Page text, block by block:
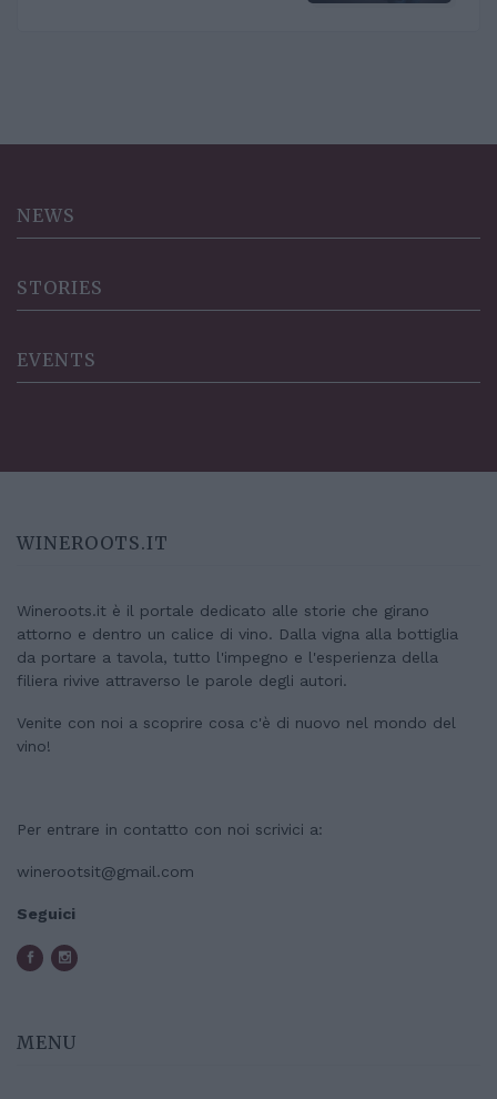
NEWS
STORIES
EVENTS
WINEROOTS.IT
Wineroots.it è il portale dedicato alle storie che girano
attorno e dentro un calice di vino. Dalla vigna alla bottiglia
da portare a tavola, tutto l'impegno e l'esperienza della
filiera rivive attraverso le parole degli autori.
Venite con noi a scoprire cosa c'è di nuovo nel mondo del
vino!
Per entrare in contatto con noi scrivici a:
winerootsit@gmail.com
Seguici
MENU